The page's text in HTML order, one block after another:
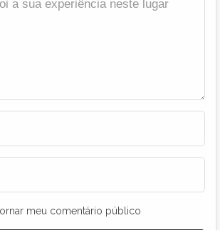
meu comentário público